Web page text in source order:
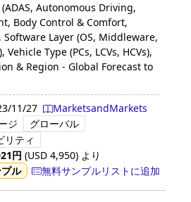
Autonomous Driving,
Body Control & Comfort,
Software Layer (OS, Middleware,
Type (PCs, LCVs, HCVs),
& Region - Global Forecast to
11/27
MarketsandMarkets
ジ
グローバル
リティ
円 (USD 4,950) より
ル
無料サンプルリストに追加